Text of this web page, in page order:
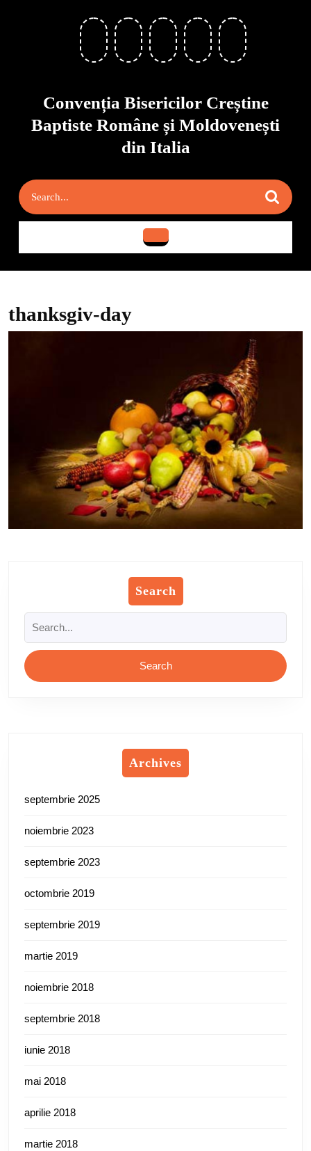
Convenția Bisericilor Creștine
Baptiste Române și Moldovenești
din Italia
thanksgiv-day
Search
for:
Archives
septembrie 2025
noiembrie 2023
septembrie 2023
octombrie 2019
septembrie 2019
martie 2019
noiembrie 2018
septembrie 2018
iunie 2018
mai 2018
aprilie 2018
martie 2018